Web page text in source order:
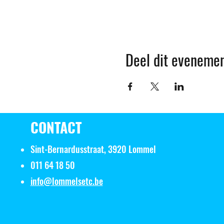
Deel dit
CONTACT
Sint-Bernardusstraat, 3920 Lommel
011 64 18 50
info@lommelsetc.be